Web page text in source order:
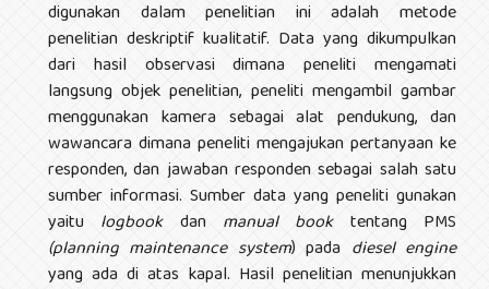
digunakan dalam penelitian ini adalah metode
penelitian deskriptif kualitatif. Data yang dikumpulkan
dari hasil observasi dimana peneliti mengamati
langsung objek penelitian, peneliti mengambil gambar
menggunakan kamera sebagai alat pendukung, dan
wawancara dimana peneliti mengajukan pertanyaan ke
responden, dan jawaban responden sebagai salah satu
sumber informasi. Sumber data yang peneliti gunakan
yaitu logbook dan manual book tentang PMS
(planning maintenance system) pada diesel engine
yang ada di atas kapal. Hasil penelitian menunjukkan